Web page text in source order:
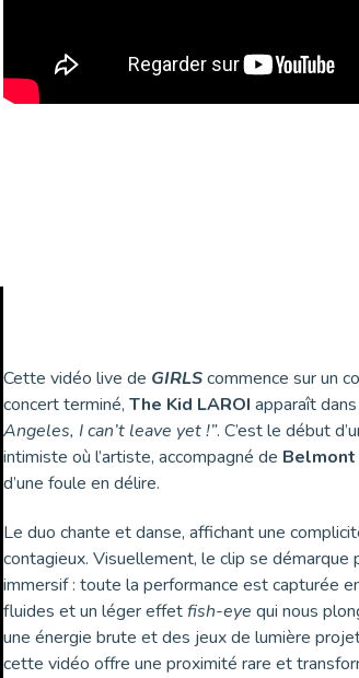
Cette vidéo live de GIRLScommence sur un
concert terminé, The Kid LAROI apparaît
Angeles, I can’t leave yet !”. C’est le début
intimiste où l’artiste, accompagné de Belmont
d’une foule en délire.
Le duo chante et danse, affichant une
contagieux. Visuellement, le clip se démarque
immersif : toute la performance est capturée
fluides et un léger effetfish-eye qui nous
une énergie brute et des jeux de lumière
cette vidéo offre une proximité rare et